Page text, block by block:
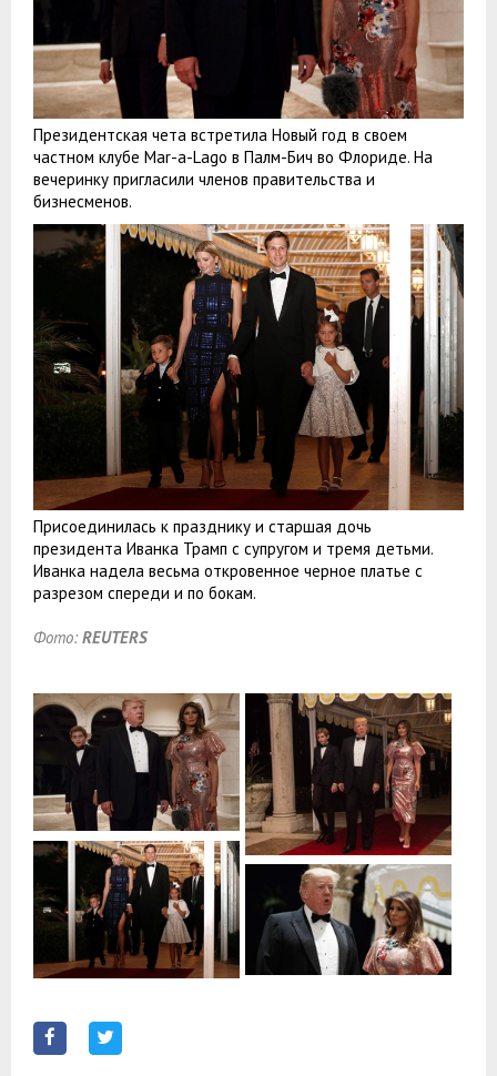
Президентская чета встретила Новый год в своем
частном клубе Mar-a-Lago в Палм-Бич во Флориде. На
вечеринку пригласили членов правительства и
бизнесменов.
Присоединилась к празднику и старшая дочь
президента Иванка Трамп с супругом и тремя детьми.
Иванка надела весьма откровенное черное платье с
разрезом спереди и по бокам.
Фото: REUTERS